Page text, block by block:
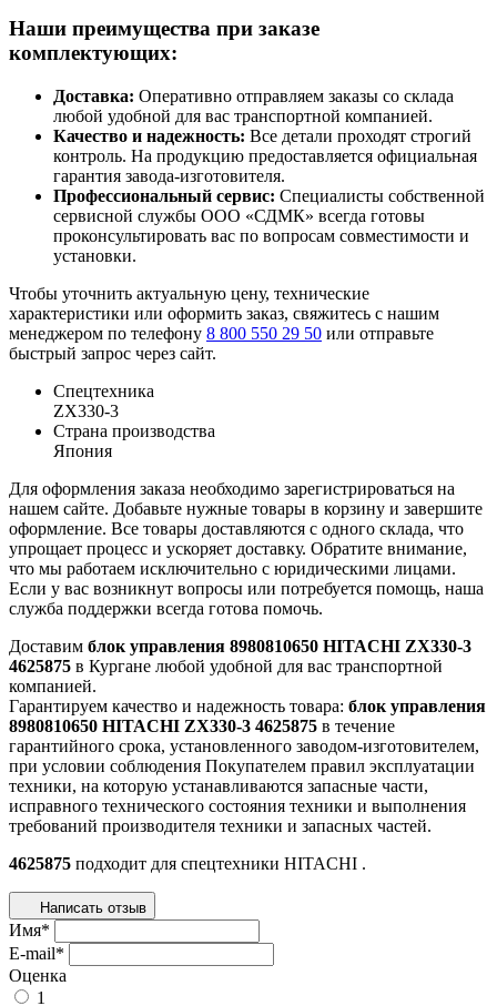
Наши преимущества при заказе
комплектующих:
Доставка: Оперативно отправляем заказы со склада
любой удобной для вас транспортной компанией.
Качество и надежность: Все детали проходят строгий
контроль. На продукцию предоставляется официальная
гарантия завода-изготовителя.
Профессиональный сервис: Специалисты собственной
сервисной службы ООО «СДМК» всегда готовы
проконсультировать вас по вопросам совместимости и
установки.
Чтобы уточнить актуальную цену, технические
характеристики или оформить заказ, свяжитесь с нашим
менеджером по телефону 8 800 550 29 50 или отправьте
быстрый запрос через сайт.
Спецтехника
ZX330-3
Страна производства
Япония
Для оформления заказа необходимо зарегистрироваться на
нашем сайте. Добавьте нужные товары в корзину и завершите
оформление. Все товары доставляются с одного склада, что
упрощает процесс и ускоряет доставку. Обратите внимание,
что мы работаем исключительно с юридическими лицами.
Если у вас возникнут вопросы или потребуется помощь, наша
служба поддержки всегда готова помочь.
Доставим блок управления 8980810650 HITACHI ZX330-3
4625875 в Кургане любой удобной для вас транспортной
компанией.
Гарантируем качество и надежность товара: блок управления
8980810650 HITACHI ZX330-3 4625875 в течение
гарантийного срока, установленного заводом-изготовителем,
при условии соблюдения Покупателем правил эксплуатации
техники, на которую устанавливаются запасные части,
исправного технического состояния техники и выполнения
требований производителя техники и запасных частей.
4625875 подходит для спецтехники HITACHI .
Написать отзыв
Имя*
E-mail*
Оценка
1